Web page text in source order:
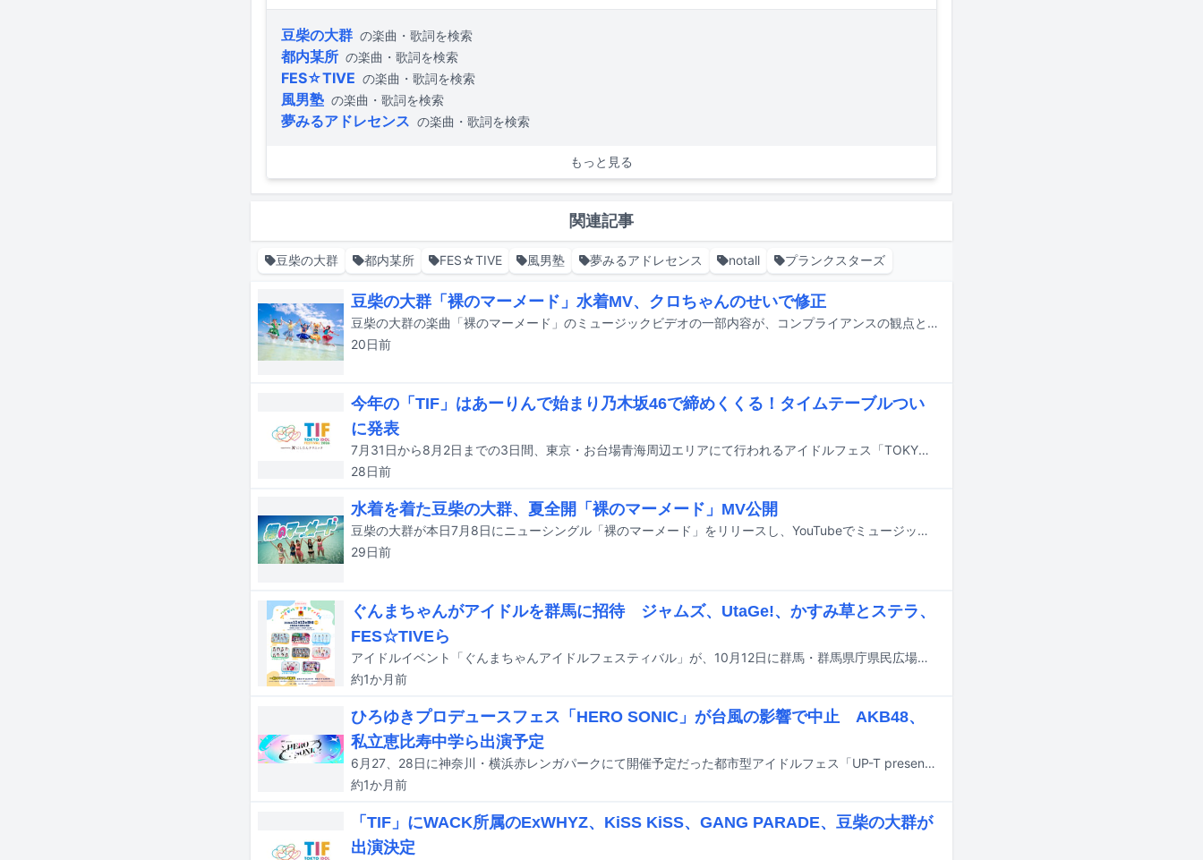
豆柴の大群 の楽曲・歌詞を検索
都内某所 の楽曲・歌詞を検索
FES☆TIVE の楽曲・歌詞を検索
風男塾 の楽曲・歌詞を検索
夢みるアドレセンス の楽曲・歌詞を検索
もっと見る
関連記事
豆柴の大群 都内某所 FES☆TIVE 風男塾 夢みるアドレセンス notall プランクスターズ
豆柴の大群「裸のマーメード」水着MV、クロちゃんのせいで修正
豆柴の大群の楽曲「裸のマーメード」のミュージックビデオの一部内容が、コンプライアンスの観点と青少年への影響を考慮して修正された。
20日前
今年の「TIF」はあーりんで始まり乃木坂46で締めくくる！タイムテーブルつい
に発表
7月31日から8月2日までの3日間、東京・お台場青海周辺エリアにて行われるアイドルフェス「TOKYO IDOL FESTIVAL 2026 supported by にしたんクリニック」のタイムテーブルが発表された。
28日前
水着を着た豆柴の大群、夏全開「裸のマーメード」MV公開
豆柴の大群が本日7月8日にニューシングル「裸のマーメード」をリリースし、YouTubeでミュージックビデオを公開した。
29日前
ぐんまちゃんがアイドルを群馬に招待 ジャムズ、UtaGe!、かすみ草とステラ、
FES☆TIVEら
アイドルイベント「ぐんまちゃんアイドルフェスティバル」が、10月12日に群馬・群馬県庁県民広場を中心に、群馬会館ほか複数の会場で開催される。
約1か月前
ひろゆきプロデュースフェス「HERO SONIC」が台風の影響で中止 AKB48、
私立恵比寿中学ら出演予定
6月27、28日に神奈川・横浜赤レンガパークにて開催予定だった都市型アイドルフェス「UP-T presents HERO SONIC 2026」の中止が発表された。
約1か月前
「TIF」にWACK所属のExWHYZ、KiSS KiSS、GANG PARADE、豆柴の大群が
出演決定